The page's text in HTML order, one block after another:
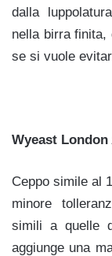
dalla
nella birra finita,
se si vuole
Wyeast London
Ceppo simile al
minore
simili a quelle
aggiunge una